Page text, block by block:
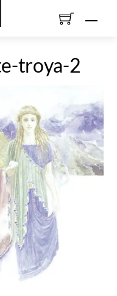
troya-2